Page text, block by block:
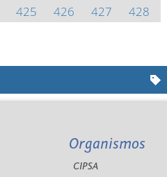
425 426 427
428
Organismos
CIPSA